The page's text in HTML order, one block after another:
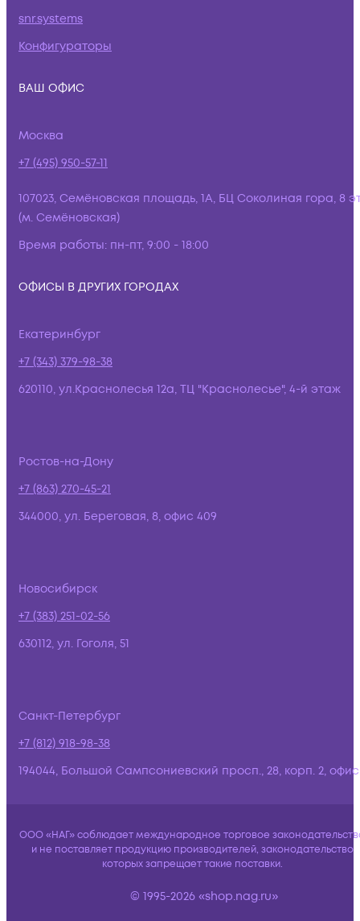
snr.systems
Конфигураторы
ВАШ ОФИС
Москва
+7 (495) 950-57-11
107023, Семёновская площадь, 1А, БЦ Соколиная гора, 8
(м. Семёновская)
Время работы: пн-пт, 9:00 - 18:00
ОФИСЫ В ДРУГИХ ГОРОДАХ
Екатеринбург
+7 (343) 379-98-38
620110, ул.Краснолесья 12а, ТЦ "Краснолесье", 4-й этаж
Ростов-на-Дону
+7 (863) 270-45-21
344000, ул. Береговая, 8, офис 409
Новосибирск
+7 (383) 251-02-56
630112, ул. Гоголя, 51
Санкт-Петербург
+7 (812) 918-98-38
194044, Большой Сампсониевский просп., 28, корп. 2,
ООО «НАГ» соблюдает международное торговое
и не поставляет продукцию производителей, законодательство
которых запрещает такие поставки.
© 1995-2026 «shop.nag.ru»